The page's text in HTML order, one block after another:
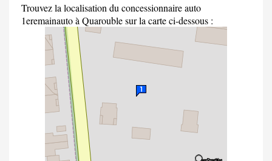
Trouvez la localisation du concessionnaire auto
1eremainauto à Quarouble sur la carte ci-dessous :